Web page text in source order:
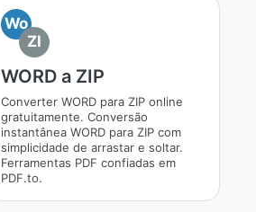
Wo
ZI
WORD a ZIP
Converter WORD para ZIP online
gratuitamente. Conversão
instantânea WORD para ZIP com
simplicidade de arrastar e soltar.
Ferramentas PDF confiadas em
PDF.to.